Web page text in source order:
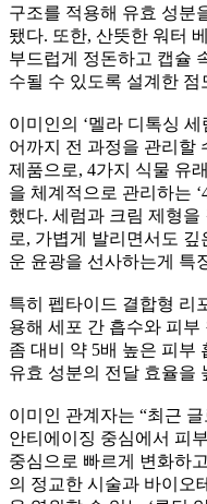
구조를 적용해 유효 성분
됐다. 또한, 산뜻한 워터
부드럽게 정돈하고 캡슐
수될 수 있도록 설계한 점
이미인의 ‘멜라 디톡싱
어까지 전 과정을 관리할
제품으로, 4가지 식물 유
을 체계적으로 관리하는
했다. 세럼과 크림 제형
로, 가볍게 발리면서도
운 윤광을 선사하는게 특
특히 펩타이드 결합형 리
용해 세포 간 흡수와 피
좀 대비 약 5배 높은 피부
유효 성분의 전달 효율을
이미인 관계자는 “최근
안티에이징 중심에서 피
중심으로 빠르게 변화하
의 정교한 시술과 바이오